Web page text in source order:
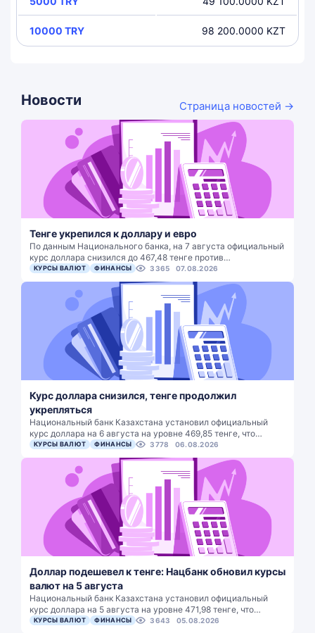
10000 TRY 98 200.0000 KZT
Новости Страница новостей →
Тенге укрепился к доллару и евро
По данным Национального банка, на 7 августа официальный
курс доллара снизился до 467,48 тенге против…
КУРСЫ ВАЛЮТ ФИНАНСЫ 3365 07.08.2026
Курс доллара снизился, тенге продолжил
укрепляться
Национальный банк Казахстана установил официальный
курс доллара на 6 августа на уровне 469,85 тенге, что…
КУРСЫ ВАЛЮТ ФИНАНСЫ 3778 06.08.2026
Доллар подешевел к тенге: Нацбанк обновил курсы
валют на 5 августа
Национальный банк Казахстана установил официальный
курс доллара на 5 августа на уровне 471,98 тенге, что…
КУРСЫ ВАЛЮТ ФИНАНСЫ 3643 05.08.2026